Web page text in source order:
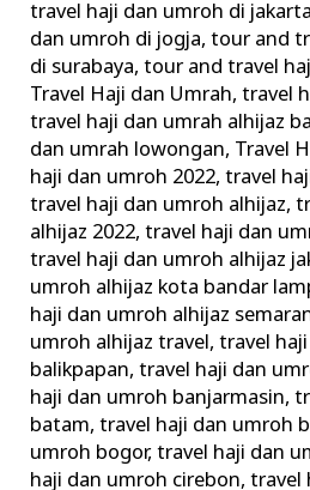
travel haji dan umroh di
dan umroh di jogja,tour and
di surabaya,tour and travel
Travel Haji dan Umrah,travel
travel haji dan umrah alhijaz
dan umrah lowongan, Travel
haji dan umroh 2022,travel
travel haji dan umroh alhijaz,
alhijaz 2022,travel haji dan
travel haji dan umroh alhijaz
umroh alhijaz kota bandar
haji dan umroh alhijaz
umroh alhijaz travel,travel
balikpapan,travel haji dan
haji dan umroh banjarmasin,
batam,travel haji dan umroh
umroh bogor,travel haji dan
haji dan umroh cirebon,travel